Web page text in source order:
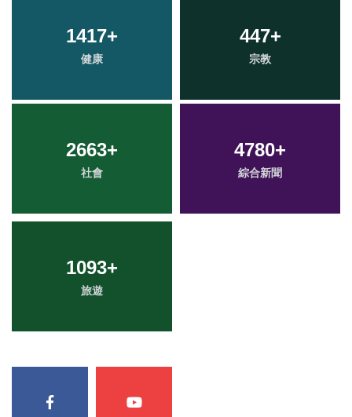
1417+
健康
447+
宗教
2663+
社會
4780+
綜合新聞
1093+
旅遊